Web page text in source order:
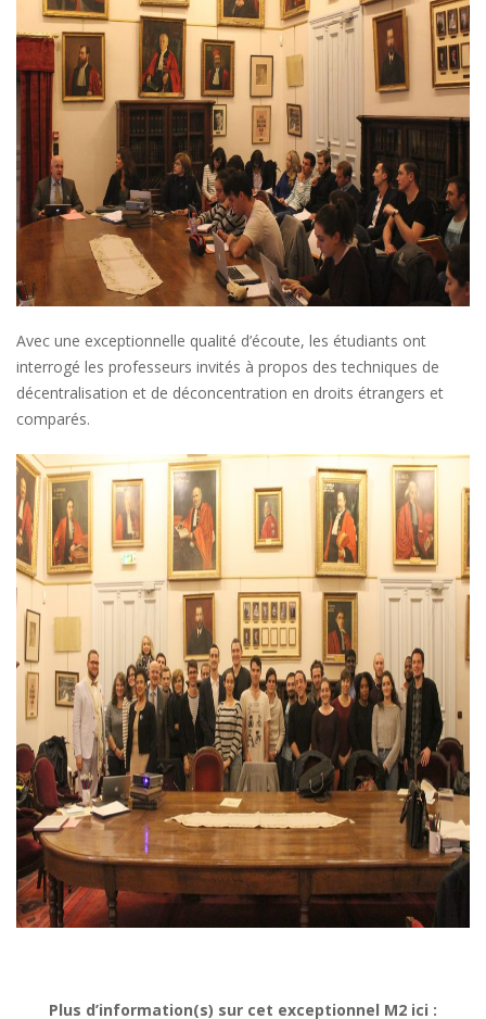
Avec une exceptionnelle qualité d’écoute, les étudiants ont
interrogé les professeurs invités à propos des techniques de
décentralisation et de déconcentration en droits étrangers et
comparés.
Plus d’information(s) sur cet exceptionnel M2 ici :